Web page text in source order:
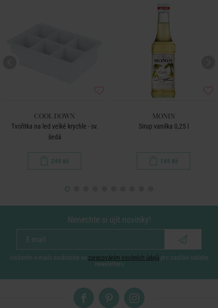
COOL DOWN
Tvořítka na led velké krychle - sv.
šedá
249 Kč
MONIN
Sirup vanilka 0,25 l
149 Kč
Nenechte si ujít novinky!
vložením e-mailu souhlasíte se zpracováním osobních údajů pro zasílání našeho
newsletteru